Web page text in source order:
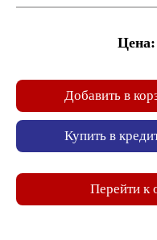
Цена:
Добавить в
Купить в
Перейти к